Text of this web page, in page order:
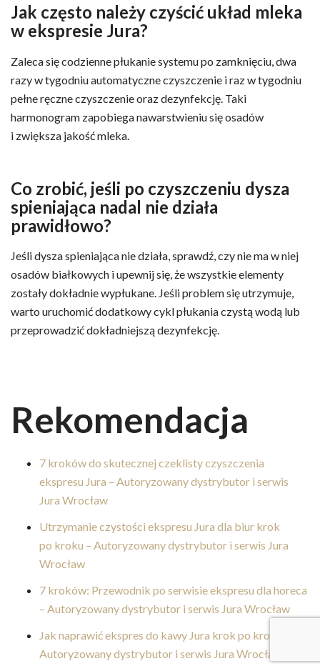
Jak często należy czyścić układ mleka
w ekspresie Jura?
Zaleca się codzienne płukanie systemu po zamknięciu, dwa
razy w tygodniu automatyczne czyszczenie i raz w tygodniu
pełne ręczne czyszczenie oraz dezynfekcję. Taki
harmonogram zapobiega nawarstwieniu się osadów
i zwiększa jakość mleka.
Co zrobić, jeśli po czyszczeniu dysza
spieniająca nadal nie działa
prawidłowo?
Jeśli dysza spieniająca nie działa, sprawdź, czy nie ma w niej
osadów białkowych i upewnij się, że wszystkie elementy
zostały dokładnie wypłukane. Jeśli problem się utrzymuje,
warto uruchomić dodatkowy cykl płukania czystą wodą lub
przeprowadzić dokładniejszą dezynfekcję.
Rekomendacja
7 kroków do skutecznej czeklisty czyszczenia
ekspresu Jura – Autoryzowany dystrybutor i serwis
Jura Wrocław
Utrzymanie czystości ekspresu Jura dla biur krok
po kroku – Autoryzowany dystrybutor i serwis Jura
Wrocław
7 kroków: Przewodnik po serwisie ekspresu dla horeca
– Autoryzowany dystrybutor i serwis Jura Wrocław
Jak naprawić ekspres do kawy Jura krok po kroku –
Autoryzowany dystrybutor i serwis Jura Wrocław